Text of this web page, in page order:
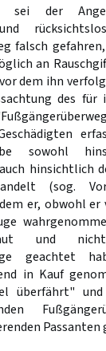
sei der
falsch
an
dem ihn
des für
sowohl
hinsichtlich
(sog.
er, obwohl er
und
geachtet
in Kauf
überfährt"
Passanten